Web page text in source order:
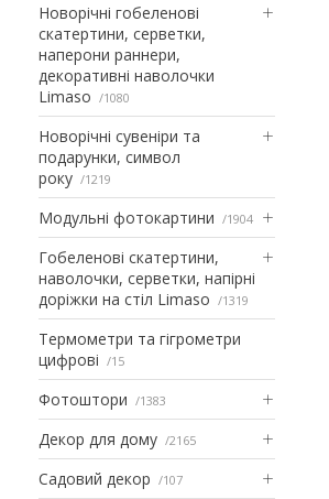
Новорічні гобеленові
скатертини, серветки,
наперони раннери,
декоративні наволочки
Limaso
1080
Новорічні сувеніри та
подарунки, символ
року
1219
Модульні фотокартини 1904
Гобеленові скатертини,
наволочки, серветки, напірні
доріжки на стіл Limaso
1319
Термометри та гігрометри
цифрові
15
Фотоштори 1383
Декор для дому 2165
Садовий декор 107